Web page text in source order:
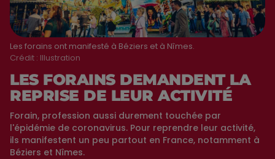
Les forains ont manifesté à Béziers et à Nîmes.
Crédit : Illustration
LES FORAINS DEMANDENT LA
REPRISE DE LEUR ACTIVITÉ
Forain, profession aussi durement touchée par
l'épidémie de coronavirus. Pour reprendre leur activité,
ils manifestent un peu partout en France, notamment à
Béziers et Nîmes.